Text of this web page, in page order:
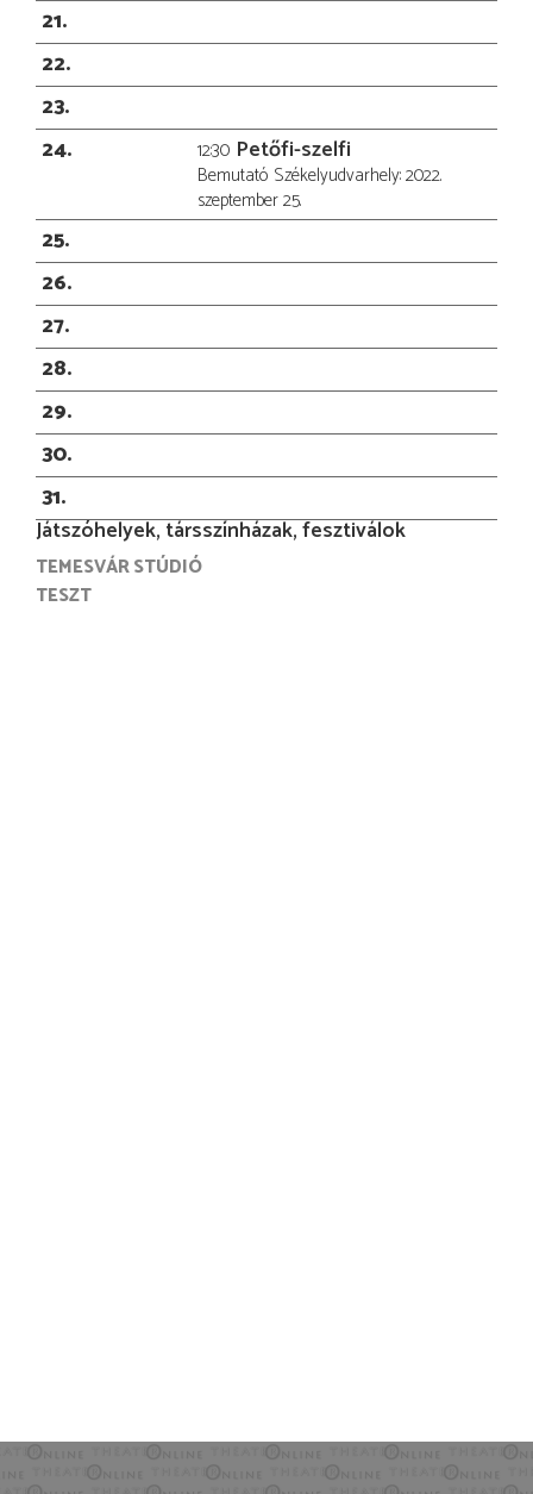
21
22
23
24
12:30 Petőfi-szelfi
Bemutató Székelyudvarhely: 2022.
szeptember 25.
25
26
27
28
29
30
31
Játszóhelyek, társszínházak, fesztiválok
TEMESVÁR STÚDIÓ
TESZT